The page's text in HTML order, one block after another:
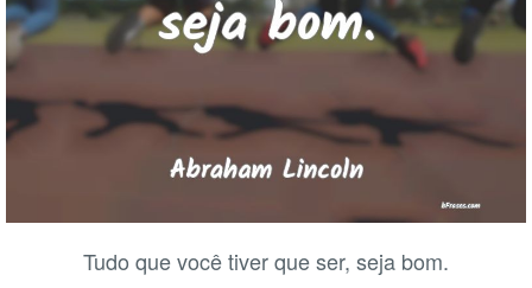
Tudo que você tiver que ser, seja bom.